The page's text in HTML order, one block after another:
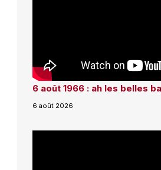
6 août 1966 : ah les belles
6 août 2026